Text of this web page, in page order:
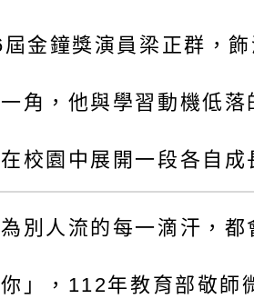
金鐘獎演員梁正群，
角，他與學習動機低落
校園中展開一段各自成
為別人流的每一滴汗，
」，112年教育部敬師